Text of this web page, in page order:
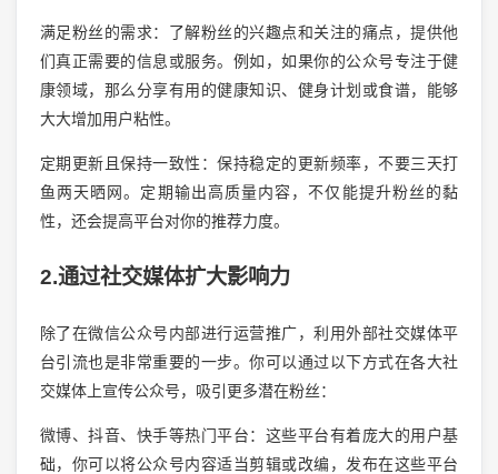
满足粉丝的需求：了解粉丝的兴趣点和关注的痛点，提供他
们真正需要的信息或服务。例如，如果你的公众号专注于健
康领域，那么分享有用的健康知识、健身计划或食谱，能够
大大增加用户粘性。
定期更新且保持一致性：保持稳定的更新频率，不要三天打
鱼两天晒网。定期输出高质量内容，不仅能提升粉丝的黏
性，还会提高平台对你的推荐力度。
2.通过社交媒体扩大影响力
除了在微信公众号内部进行运营推广，利用外部社交媒体平
台引流也是非常重要的一步。你可以通过以下方式在各大社
交媒体上宣传公众号，吸引更多潜在粉丝：
微博、抖音、快手等热门平台：这些平台有着庞大的用户基
础，你可以将公众号内容适当剪辑或改编，发布在这些平台